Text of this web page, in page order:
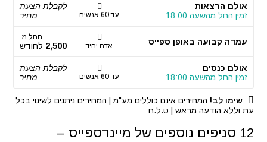
אולם הרצאות
זמין החל מהשעה 18:00
עד 60 אנשים
לקבלת הצעת
מחיר
עמדה קבועה באופן ספייס אדם יחיד
החל מ-
2,500 לחודש
אולם כנסים
זמין החל מהשעה 18:00
עד 60 אנשים
לקבלת הצעת
מחיר
שימו לב! המחירים אינם כוללים מע"מ | המחירים ניתנים לשינוי בכל
עת וללא הודעה מראש | ט.ל.ח
12 סניפים נוספים של מיינדספייס –